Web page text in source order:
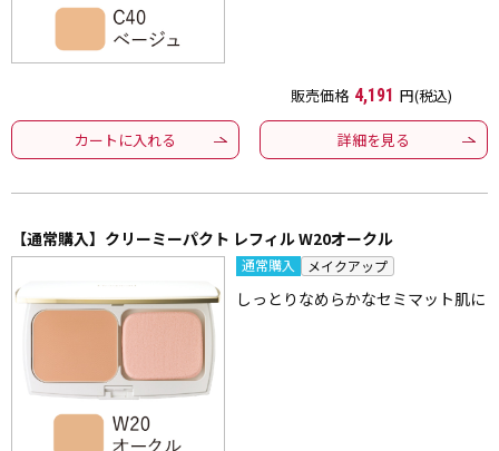
販売価格 4,191 円(税込)
カートに入れる 詳細を見る
【通常購入】クリーミーパクト レフィル W20オークル
通常購入 メイクアップ
しっとりなめらかなセミマット肌に